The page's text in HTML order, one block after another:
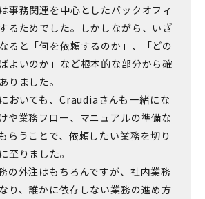
事務関連を中心としたバックオフィ
るためでした。しかしながら、いざ
ると「何を依頼するのか」、「どの
よいのか」など根本的な部分から確
りました。
おいても、Craudiaさんも一緒にな
や業務フロー、マニュアルの準備な
らうことで、依頼したい業務を切り
至りました。
の外注はもちろんですが、社内業務
り、誰かに依存しない業務の進め方